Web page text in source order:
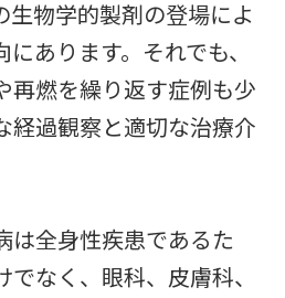
生物学的製剤の登場によ
あります。それでも、
再燃を繰り返す症例も少
経過観察と適切な治療介
は全身性疾患であるた
なく、眼科、皮膚科、